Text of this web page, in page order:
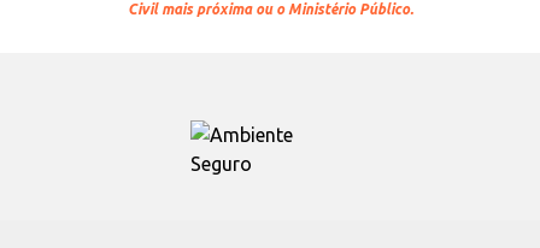
Civil mais próxima ou o Ministério Público.